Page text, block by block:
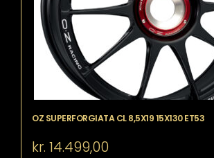
OZ SUPERFORGIATA CL 8,5X19 15X130 ET53
kr. 14.499,00